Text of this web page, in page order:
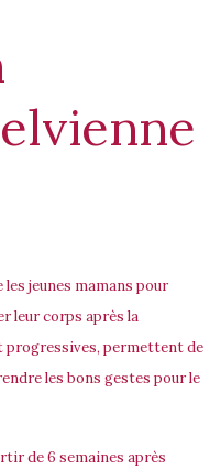
jeunes mamans pour
leur corps après la
progressives, permettent de
les bons gestes pour le
de 6 semaines après